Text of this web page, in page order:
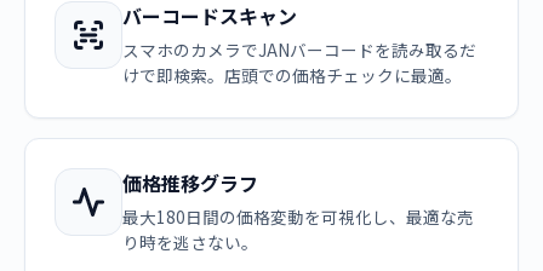
バーコードスキャン
スマホのカメラでJANバーコードを読み取るだ
けで即検索。店頭での価格チェックに最適。
価格推移グラフ
最大180日間の価格変動を可視化し、最適な売
り時を逃さない。